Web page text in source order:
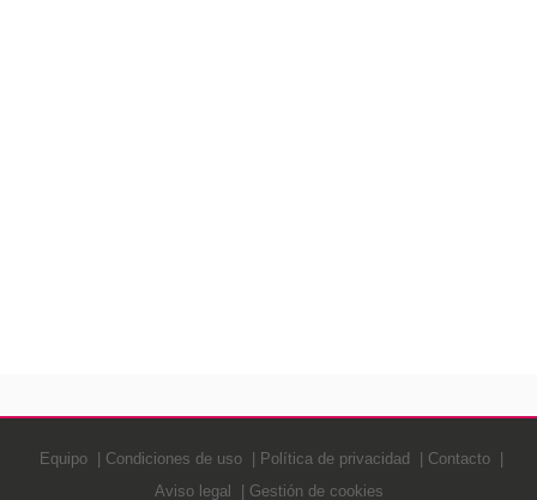
Equipo Condiciones de uso Política de privacidad
Contacto
Aviso legal
Gestión de cookies